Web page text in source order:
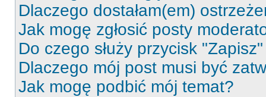
Dlaczego dostałam(em)
Jak mogę zgłosić posty
Do czego służy przycisk
Dlaczego mój post musi być
Jak mogę podbić mój temat?